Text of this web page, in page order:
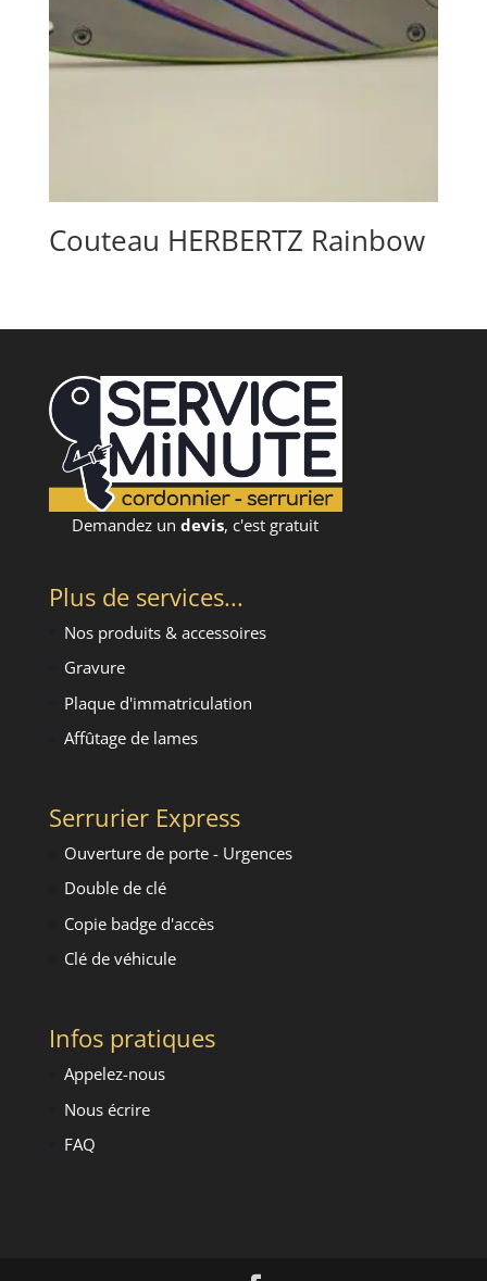
Couteau HERBERTZ Rainbow
Demandez undevis, c'est gratuit
Plus de services...
Nos produits & accessoires
Gravure
Plaque d'immatriculation
Affûtage de lames
Serrurier Express
Ouverture de porte - Urgences
Double de clé
Copie badge d'accès
Clé de véhicule
Infos pratiques
Appelez-nous
Nous écrire
FAQ